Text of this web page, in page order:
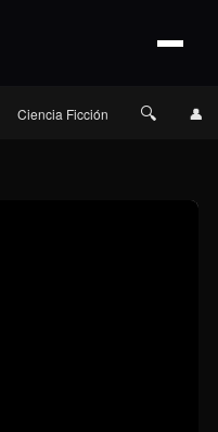
Ciencia Ficción Terror
🔍 👤